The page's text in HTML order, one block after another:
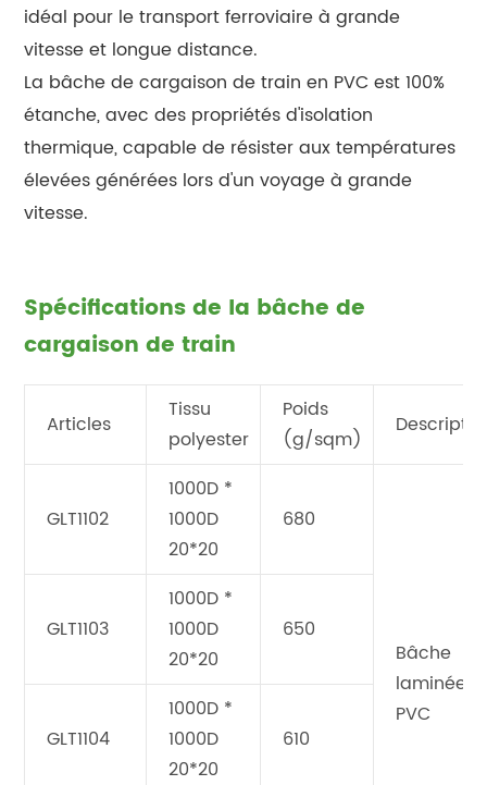
idéal pour le transport ferroviaire à grande
vitesse et longue distance.
La bâche de cargaison de train en PVC est 100%
étanche, avec des propriétés d'isolation
thermique, capable de résister aux températures
élevées générées lors d'un voyage à grande
vitesse.
Spécifications de la bâche de
cargaison de train
Articles
Tissu
polyester
Poids
(g/sqm)
GLT1102
1000D *
1000D
20*20
680
Bâche
laminée
PVC
GLT1103
1000D *
1000D
20*20
650
GLT1104
1000D *
1000D
20*20
610